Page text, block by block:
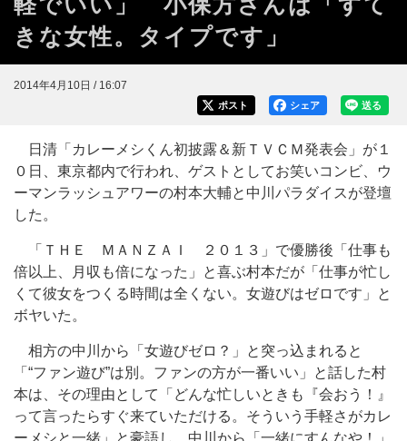
きな女性。タイプです」
2014年4月10日 / 16:07
送る
シェア
ポスト
日清「カレーメシくん初披露＆新ＴＶＣＭ発表会」が１
０日、東京都内で行われ、ゲストとしてお笑いコンビ、ウ
ーマンラッシュアワーの村本大輔と中川パラダイスが登壇
した。
「ＴＨＥ ＭＡＮＺＡＩ ２０１３」で優勝後「仕事も
倍以上、月収も倍になった」と喜ぶ村本だが「仕事が忙し
くて彼女をつくる時間は全くない。女遊びはゼロです」と
ボヤいた。
相方の中川から「女遊びゼロ？」と突っ込まれると
「“ファン遊び”は別。ファンの方が一番いい」と話した村
本は、その理由として「どんな忙しいときも『会おう！』
って言ったらすぐ来ていただける。そういう手軽さがカレ
ーメシと一緒」と豪語し、中川から「一緒にすんなや！」